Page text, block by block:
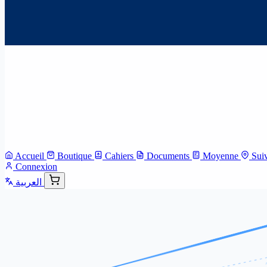
Accueil Boutique Cahiers Documents Moyenne
Connexion
العربية